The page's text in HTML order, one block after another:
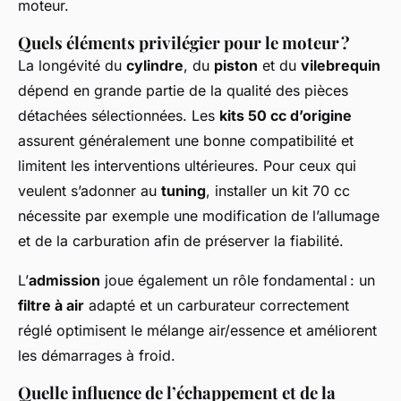
moteur.
Quels éléments privilégier pour le moteur ?
La longévité du cylindre, du piston et du vilebrequin
dépend en grande partie de la qualité des pièces
détachées sélectionnées. Les kits 50 cc d’origine
assurent généralement une bonne compatibilité et
limitent les interventions ultérieures. Pour ceux qui
veulent s’adonner au tuning, installer un kit 70 cc
nécessite par exemple une modification de l’allumage
et de la carburation afin de préserver la fiabilité.
L’admission joue également un rôle fondamental : un
filtre à air adapté et un carburateur correctement
réglé optimisent le mélange air/essence et améliorent
les démarrages à froid.
Quelle influence de l’échappement et de la